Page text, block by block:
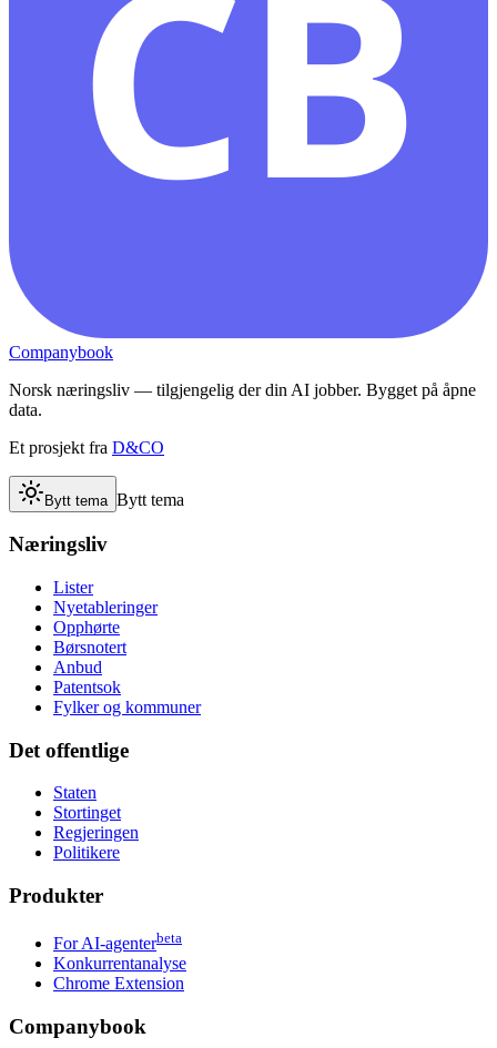
CB
Companybook
Norsk næringsliv — tilgjengelig der din AI jobber. Bygget på åpne
data.
Et prosjekt fra D&CO
Bytt tema Bytt tema
Næringsliv
Lister
Nyetableringer
Opphørte
Børsnotert
Anbud
Patentsok
Fylker og kommuner
Det offentlige
Staten
Stortinget
Regjeringen
Politikere
Produkter
For AI-agenterbeta
Konkurrentanalyse
Chrome Extension
Companybook